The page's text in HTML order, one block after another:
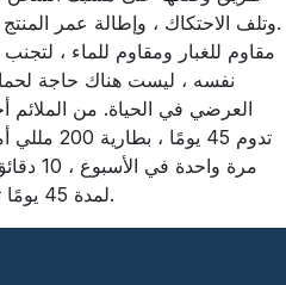
وتلف الاحتكاك ، وإطالة عمر
نفسه ، ليست هناك حاجة
العرضي في الحياة. من الملائم
مرة
لمدة 45 يومًا تقريبًا ، عمر بطارية طويل للغاية.